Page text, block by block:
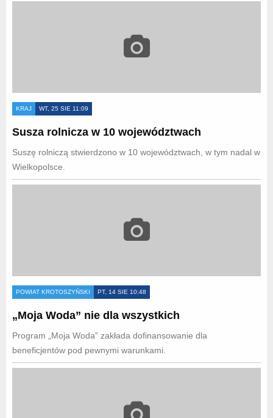
KRAJ WT, 25 SIE 11:09
Susza rolnicza w 10 województwach
Suszę rolniczą stwierdzono w 10 województwach, w tym nadal w
Wielkopolsce.
POWIAT KROTOSZYŃSKI PT, 14 SIE 10:48
„Moja Woda” nie dla wszystkich
Program „Moja Woda” zakłada dofinansowanie dla
beneficjentów pod pewnymi warunkami.